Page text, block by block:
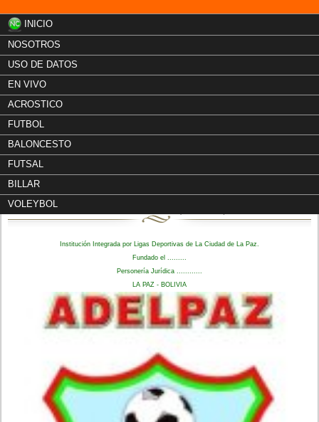
INICIO
NOSOTROS
USO DE DATOS
EN VIVO
ACROSTICO
FUTBOL
BALONCESTO
FUTSAL
BILLAR
VOLEYBOL
Asociación de Ligas Deportivas de La Paz
Institución Integrada por Ligas Deportivas de La Ciudad de La Paz.
Fundado el .........
Personería Jurídica ............
LA PAZ - BOLIVIA